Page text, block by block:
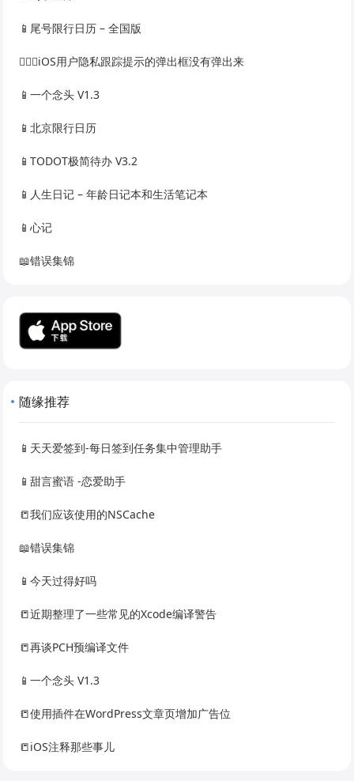
📱尾号限行日历 – 全国版
🙅🏻‍♀️iOS用户隐私跟踪提示的弹出框没有弹出来
📱一个念头 V1.3
📱北京限行日历
📱TODOT极简待办 V3.2
📱人生日记 – 年龄日记本和生活笔记本
📱心记
📖错误集锦
随缘推荐
📱天天爱签到-每日签到任务集中管理助手
📱甜言蜜语 -恋爱助手
📒我们应该使用的NSCache
📖错误集锦
📱今天过得好吗
📒近期整理了一些常见的Xcode编译警告
📒再谈PCH预编译文件
📱一个念头 V1.3
📒使用插件在WordPress文章页增加广告位
📒iOS注释那些事儿